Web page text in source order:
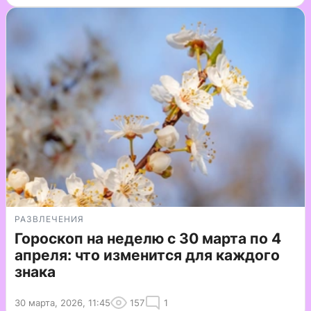
РАЗВЛЕЧЕНИЯ
Гороскоп на неделю с 30 марта по 4
апреля: что изменится для каждого
знака
30 марта, 2026, 11:45 157 1